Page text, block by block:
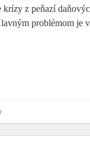
z peňazí
problémom je